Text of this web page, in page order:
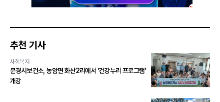
추천 기사
사회복지
문경시보건소, 농암면 화산2리에서 ‘건강누리 프로그램’
개강